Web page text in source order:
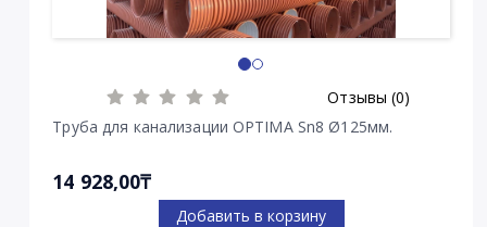
Отзывы (0)
Труба для канализации OPTIMA Sn8 Ø125мм.
14 928,00₸
Добавить в корзину